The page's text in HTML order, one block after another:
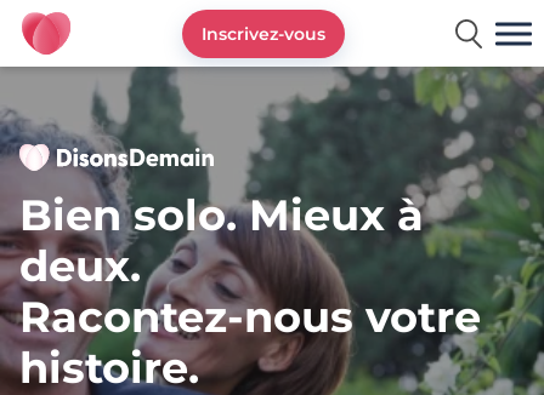
DisonsDemain.fr - Site de rencontres plus de 50 ans
Inscrivez-vous
Bien solo. Mieux à
deux.
Racontez-nous votre
histoire.